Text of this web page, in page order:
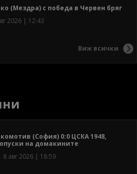
(Мездра) с победа в Червен бряг
2026 | 12:43
Виж всички
(София) 0:0 ЦСКА 1948,
на домакините
8 авг 2026 | 18:59